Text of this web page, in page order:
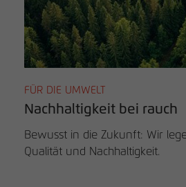
FÜR DIE UMWELT
Nachhaltigkeit bei rauch
Bewusst in die Zukunft: Wir
Qualität und Nachhaltigkeit.